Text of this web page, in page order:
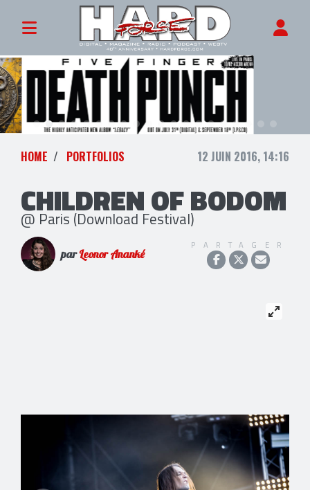
HOME PORTFOLIOS 12 JUIN 2016, 14:16
CHILDREN OF BODOM
@ Paris (Download Festival)
parLeonor Ananké
PARTAGER